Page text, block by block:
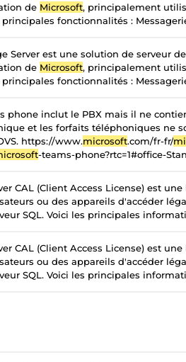
de Microsoft, principalement
principales fonctionnalités :
Server est une solution de serveur
de Microsoft, principalement
principales fonctionnalités :
phone inclut le PBX mais il ne
et les forfaits téléphoniques ne
https://www.microsoft.com/fr-fr/
-teams-phone?rtc=1#office-
CAL (Client Access License) est
ou des appareils d'accéder
SQL. Voici les principales
CAL (Client Access License) est
ou des appareils d'accéder
SQL. Voici les principales